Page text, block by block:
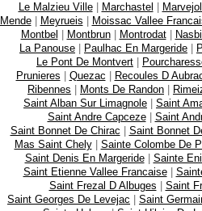
Le Malzieu Ville| Marchastel |
Mende| Meyrueis | Moissac Vallee
Montbel | Montbrun| Montrodat|
La Panouse | Paulhac En Margeride |
Le Pont De Montvert |
Prunieres | Quezac | Recoules D
Ribennes | Monts De Randon |
Saint Alban Sur Limagnole | Saint
Saint Andre Capceze| Saint
Saint Bonnet De Chirac | Saint Bonnet
Mas Saint Chely| Sainte Colombe De
Saint Denis En Margeride| Sainte
Saint Etienne Vallee Francaise|
Saint Frezal D Albuges | Saint
Saint Georges De Levejac | Saint